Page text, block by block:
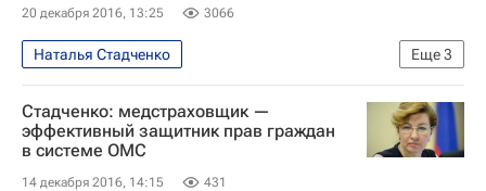
20 декабря 2016, 13:25 3066
Еще3
Наталья Стадченко
Обязательное медицинское страхование
Россия
Стадченко: медстраховщик —
эффективный защитник прав граждан
в системе ОМС
14 декабря 2016, 14:15 431